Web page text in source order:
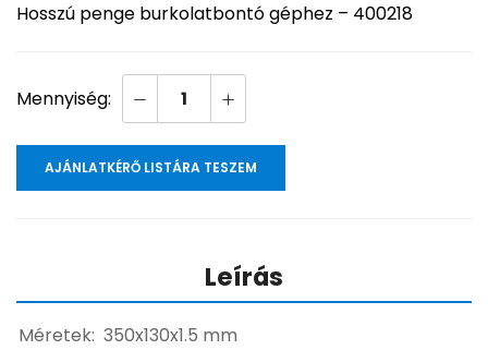
Hosszú penge burkolatbontó géphez – 400218
AJÁNLATKÉRŐ LISTÁRA TESZEM
Leírás
Méretek: 350x130x1.5 mm